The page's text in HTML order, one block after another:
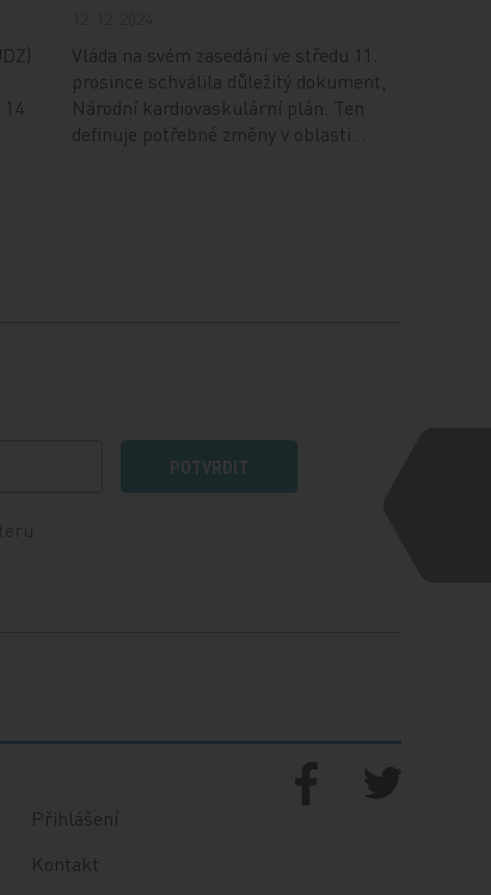
Vláda na svém zasedání ve středu 11.
prosince schválila důležitý dokument,
Národní kardiovaskulární plán. Ten
definuje potřebné změny v oblasti…
POTVRDIT
Přihlášení
Kontakt